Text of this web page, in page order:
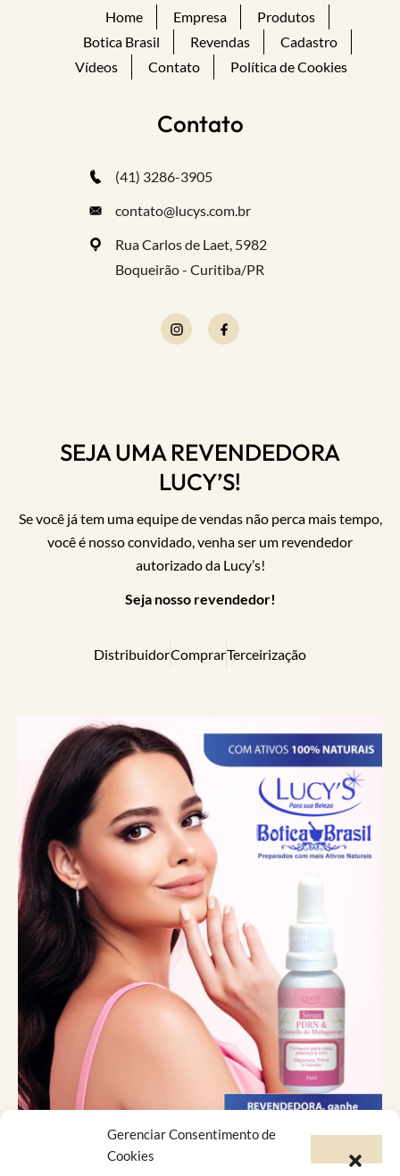
Gerenciar Consentimento de
Cookies
Home Empresa
Produtos
Botica Brasil
Revendas
Cadastro
Vídeos
Contato Política de Cookies
Contato
(41) 3286-3905
contato@lucys.com.br
Rua Carlos de Laet, 5982
Boqueirão - Curitiba/PR
SEJA UMA REVENDEDORA
LUCY’S!
Se você já tem uma equipe de vendas não perca mais tempo,
você é nosso convidado, venha ser um revendedor
autorizado da Lucy’s!
Seja nosso revendedor!
DistribuidorComprarTerceirização
Catálogo Virtual